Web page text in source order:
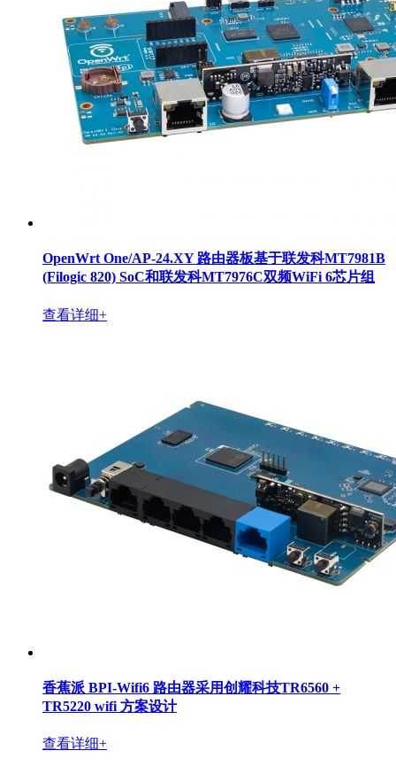
OpenWrt One/AP-24.XY 路由器板基于联发科MT7981B
(Filogic 820) SoC和联发科MT7976C双频WiFi 6芯片组
查看详细+
香蕉派 BPI-Wifi6 路由器采用创耀科技TR6560 +
TR5220 wifi 方案设计
查看详细+